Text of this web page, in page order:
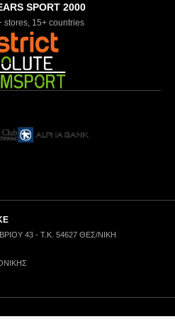
SPORT 2000
stores, 15+ countries
43 - Τ.Κ. 54627 ΘΕΣ/ΝΙΚΗ